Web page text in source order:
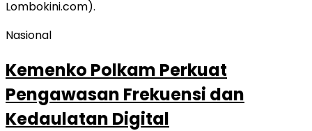
Nasional
Kemenko Polkam Perkuat
Pengawasan Frekuensi dan
Kedaulatan Digital